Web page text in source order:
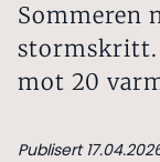
Sommeren
stormskritt.
mot 20
Publisert